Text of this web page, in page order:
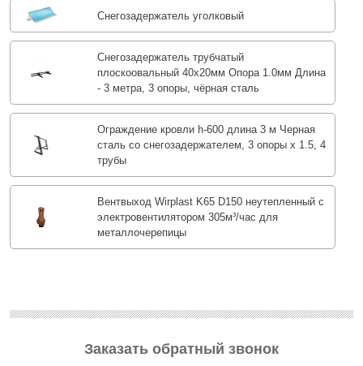
Снегозадержатель уголковый
Снегозадержатель трубчатый
плоскоовальный 40х20мм Опора 1.0мм Длина
- 3 метра, 3 опоры, чёрная сталь
Ограждение кровли h-600 длина 3 м Черная
сталь со снегозадержателем, 3 опоры х 1.5, 4
трубы
Вентвыход Wirplast K65 D150 неутепленный с
электровентилятором 305м³/час для
металлочерепицы
Заказать обратный звонок